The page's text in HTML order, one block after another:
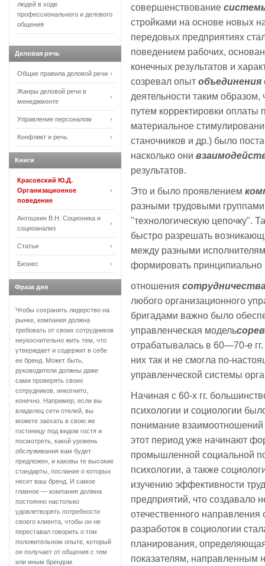
совершенствование
стройками на основе новых
передовых предприятиях
поведением рабочих,
конечных результатов и
созревал опыт объединения
деятельности таким
путем корректировки оплаты
материальное
станочников и др.) было
насколько они
результатов.
Это и было проявлением
разными трудовыми
"технологическую цепочку".
быстро разрешать
между разными
формировать
отношения
любого организационного
бригадами важно было
управленческая модель
отрабатывалась в 60—70-е
них так и не смогла по-
управленческой системы
Начиная с 60-х гг.
психологии и социологии
понимание взаимоотношений
этот период уже начинают
промышленной социальной
психологии, а также
изучению эффективности
предприятий, что создавало
отечественного
разработок в социологии
планирования,
показателям, направленным
людей в ходе
профессионального и делового
общения
Деловая речь
Общие правила деловой речи
Жанры деловой речи в
менеджменте
Управление персоналом
Конфликт и речь
Книги
Красовский Ю.Д.
Организационное
поведение
Антошкин В.Н. Соционика и
социоанализ
Статьи
Бизнес
Фраза дня
Чтобы сохранить лидерство на
рынке, компания должна
требовать от своих сотрудников
неукоснительно жить тем, что
утверждает и содержит в себе
ее бренд. Может быть,
руководители должны даже
сами проверять своих
сотрудников, инкогнито,
конечно. Например, если вы
владелец сети отелей, вы
можете заехать в свою же
гостиницу под видом гостя и
посмотреть, какой уровень
обслуживания вам будет
предложен, и каковы те высокие
стандарты, послание о которых
несет ваш бренд. И самое
главное — компания должна
постоянно настолько
удовлетворять потребности
своего клиента, чтобы он не
переставал говорить о том
положительном опыте, который
он получает от общения с тем
или иным брендом.